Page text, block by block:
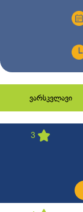
ვარსკვლავი
3